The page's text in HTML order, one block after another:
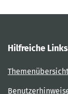
Hilfreiche Links